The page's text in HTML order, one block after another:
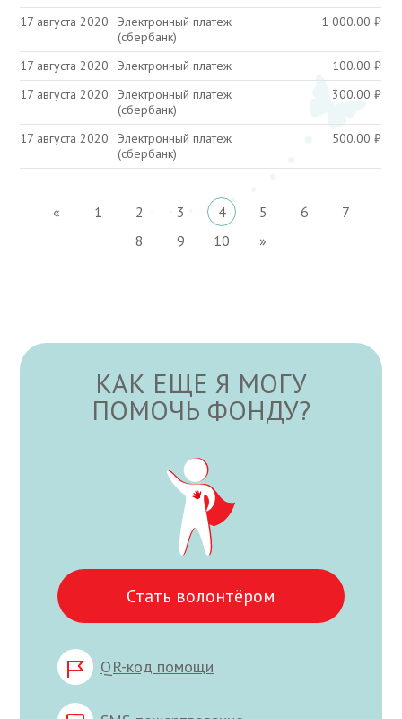
17 августа 2020
Электронный платеж
(сбербанк)
1 000.00₽
17 августа 2020 Электронный платеж 100.00₽
17 августа 2020
Электронный платеж
(сбербанк)
300.00₽
17 августа 2020
Электронный платеж
(сбербанк)
500.00₽
« 1 2 3 4 5 6
7
8
9 10 »
КАК ЕЩЕ Я МОГУ
ПОМОЧЬ ФОНДУ?
Стать волонтёром
QR-код помощи